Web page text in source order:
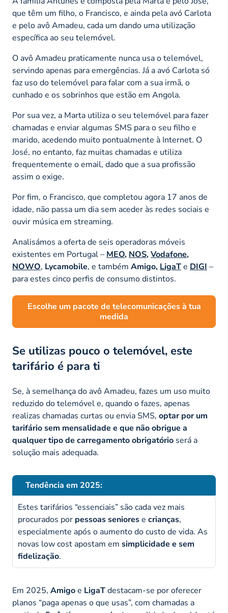
que têm um filho, o Francisco, e ainda pela avó Carlota
e pelo avô Amadeu, cada um dando uma utilização
específica ao seu telemóvel.
O avô Amadeu praticamente nunca usa o telemóvel,
servindo apenas para emergências. Já a avó Carlota só
faz uso do telemóvel para falar com a sua irmã, o
cunhado e os sobrinhos que estão em Angola.
Por sua vez, a Marta utiliza o seu telemóvel para fazer
chamadas e enviar algumas SMS para o seu filho e
marido, acedendo muito pontualmente à Internet. O
José, no entanto, faz muitas chamadas e utiliza
frequentemente o email, dado que a sua profissão
assim o exige.
Por fim, o Francisco, que completou agora 17 anos de
idade, não passa um dia sem aceder às redes sociais e
ouvir música em streaming.
Analisámos a oferta de seis operadoras móveis
existentes em Portugal – MEO, NOS,Vodafone,
NOWO, Lycamobile, e também Amigo, LigaTe DIGI –
para estes cinco perfis de consumo distintos.
Escolhe um pacote de telecomunicações à tua
medida
Se utilizas pouco o telemóvel, este
tarifário é para ti
Se, à semelhança do avô Amadeu, fazes um uso muito
reduzido do telemóvel e, quando o fazes, apenas
realizas chamadas curtas ou envia SMS, optar por um
tarifário sem mensalidade e que não obrigue a
qualquer tipo de carregamento obrigatório será a
solução mais adequada.
Tendência em 2025:
Estes tarifários “essenciais” são cada vez mais
procurados por pessoas seniorese crianças,
especialmente após o aumento do custo de vida. As
novas low cost apostam em simplicidade e sem
fidelização.
Em 2025, Amigoe LigaTdestacam-se por oferecer
planos “paga apenas o que usas”, com chamadas a